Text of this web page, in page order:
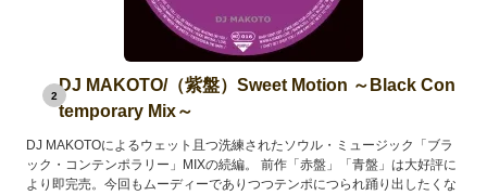
2
DJ MAKOTO/（紫盤）Sweet Motion ～Black Con
temporary Mix～
DJ MAKOTOによるウェット且つ洗練されたソウル・ミュージック「ブラ
ック・コンテンポラリー」MIXの続編。 前作「赤盤」「青盤」は大好評に
より即完売。今回もムーディーでありつつテンポにつられ踊り出したくな